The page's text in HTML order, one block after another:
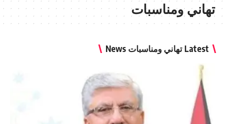
تهاني ومناسبات
Latest تهاني ومناسبات News